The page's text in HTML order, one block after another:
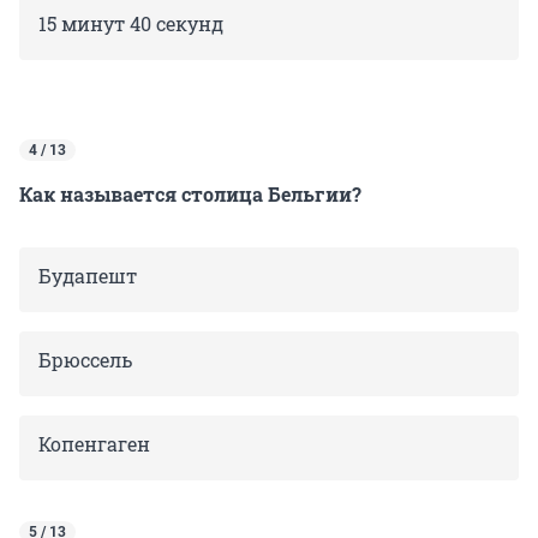
15 минут 40 секунд
4 / 13
Как называется столица Бельгии?
Будапешт
Брюссель
Копенгаген
5 / 13